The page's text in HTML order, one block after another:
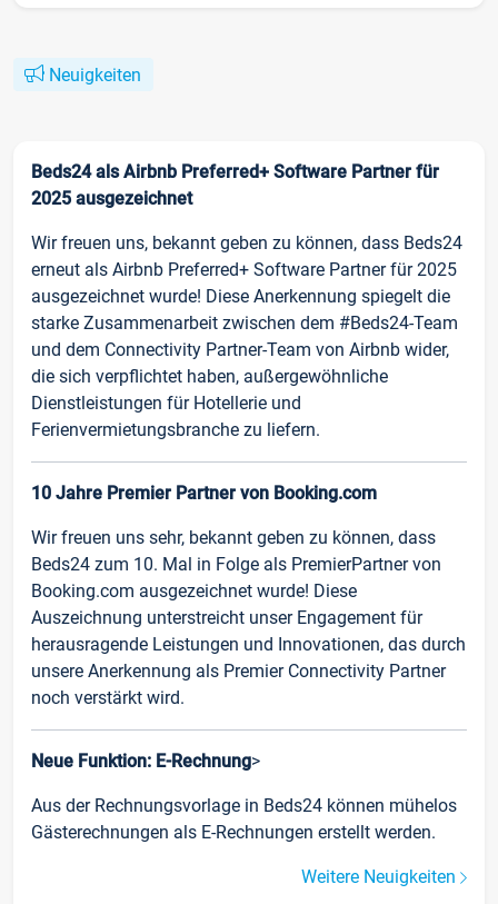
Neuigkeiten
Beds24 als Airbnb Preferred+ Software Partner für
2025 ausgezeichnet
Wir freuen uns, bekannt geben zu können, dass Beds24
erneut als Airbnb Preferred+ Software Partner für 2025
ausgezeichnet wurde! Diese Anerkennung spiegelt die
starke Zusammenarbeit zwischen dem #Beds24-Team
und dem Connectivity Partner-Team von Airbnb wider,
die sich verpflichtet haben, außergewöhnliche
Dienstleistungen für Hotellerie und
Ferienvermietungsbranche zu liefern.
10 Jahre Premier Partner von Booking.com
Wir freuen uns sehr, bekannt geben zu können, dass
Beds24 zum 10. Mal in Folge als PremierPartner von
Booking.com ausgezeichnet wurde! Diese
Auszeichnung unterstreicht unser Engagement für
herausragende Leistungen und Innovationen, das durch
unsere Anerkennung als Premier Connectivity Partner
noch verstärkt wird.
Neue Funktion: E-Rechnung>
Aus der Rechnungsvorlage in Beds24 können mühelos
Gästerechnungen als E-Rechnungen erstellt werden.
Weitere Neuigkeiten